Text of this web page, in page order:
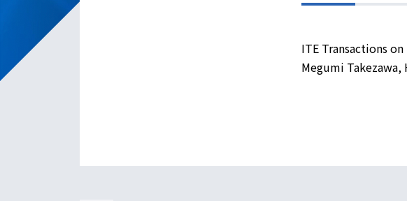
ITE Transactions
Megumi Takezawa,